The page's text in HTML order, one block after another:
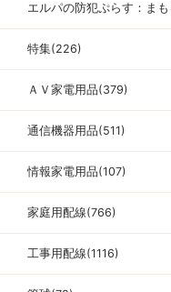
エルパの防犯ぷらす：ま
特集(226)
ＡＶ家電用品(379)
通信機器用品(511)
情報家電用品(107)
家庭用配線(766)
工事用配線(1116)